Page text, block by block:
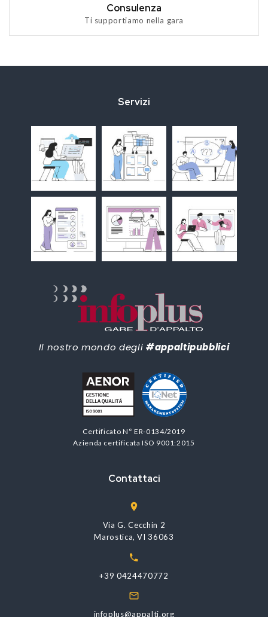
Consulenza
Ti supportiamo nella gara
Servizi
Il nostro mondo degli #appaltipubblici
Certificato N° ER-0134/2019
Azienda certificata ISO 9001:2015
Contattaci
Via G. Cecchin 2
Marostica, VI 36063
+39 0424470772
infoplus@appalti.org